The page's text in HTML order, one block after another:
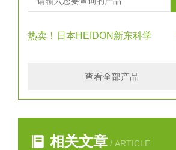
热卖！日本HEIDON新东科学
查看全部产品
相关文章 / ARTICLE